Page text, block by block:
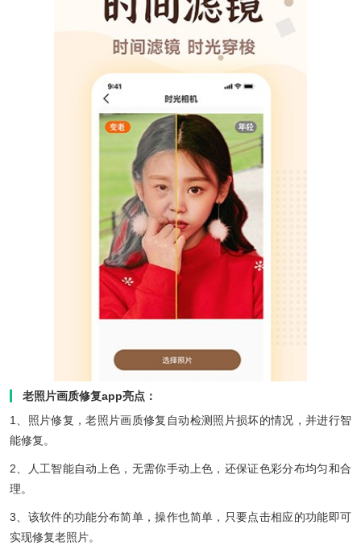
老照片画质修复app亮点：
1、照片修复，老照片画质修复自动检测照片损坏的情况，并进行智
能修复。
2、人工智能自动上色，无需你手动上色，还保证色彩分布均匀和合
理。
3、该软件的功能分布简单，操作也简单，只要点击相应的功能即可
实现修复老照片。